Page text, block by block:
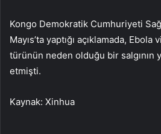
Kongo Demokratik Cumhuriyeti
Mayıs’ta yaptığı açıklamada,
türünün neden olduğu bir salgının
etmişti.
Kaynak: Xinhua